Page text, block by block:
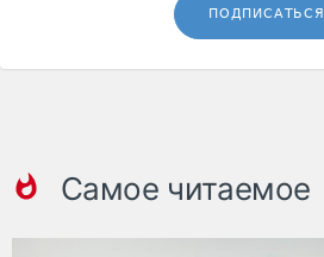
ПОДПИСАТЬСЯ
Самое читаемое